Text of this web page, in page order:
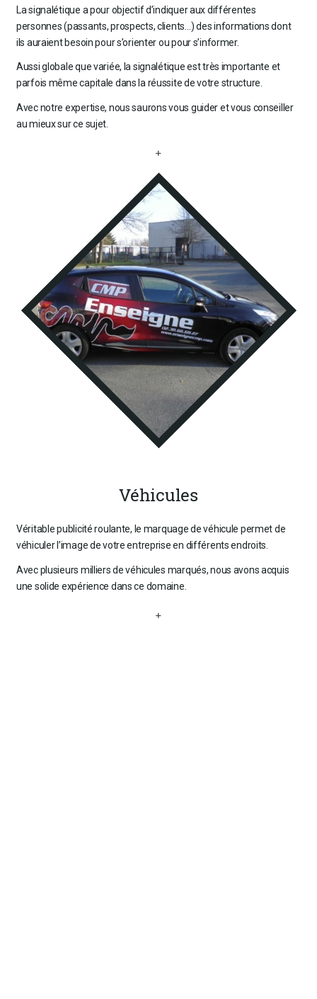
La signalétique a pour objectif d’indiquer aux différentes
personnes (passants, prospects, clients…) des informations dont
ils auraient besoin pour s’orienter ou pour s’informer.
Aussi globale que variée, la signalétique est très importante et
parfois même capitale dans la réussite de votre structure.
Avec notre expertise, nous saurons vous guider et vous conseiller
au mieux sur ce sujet.
Véhicules
Véritable publicité roulante, le marquage de véhicule permet de
véhiculer l’image de votre entreprise en différents endroits.
Avec plusieurs milliers de véhicules marqués, nous avons acquis
une solide expérience dans ce domaine.